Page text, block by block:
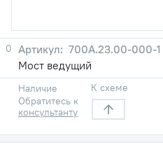
0
700A.23.00-000-1
Мост ведущий
Наличие
Обратитесь к
консультанту
К схеме